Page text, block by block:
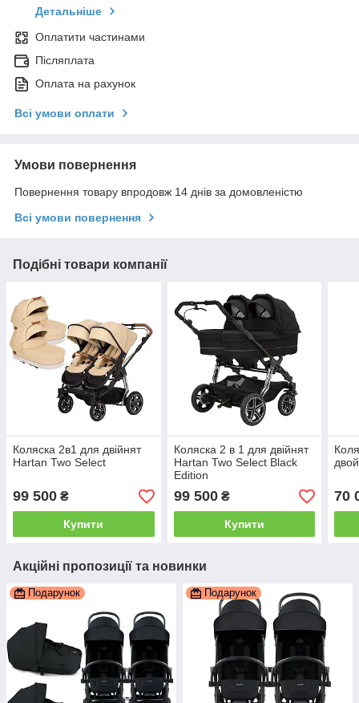
Детальніше
Оплатити частинами
Післяплата
Оплата на рахунок
Всі умови оплати
Умови повернення
Повернення товару впродовж 14 днів за домовленістю
Всі умови повернення
Подібні товари компанії
Коляска 2в1 для двійнят
Hartan Two Select
99 500 ₴
Купити
Коляска 2 в 1 для двійнят
Hartan Two Select Black
Edition
99 500₴
Купити
70
Акційні пропозиції та новинки
Подарунок Подарунок